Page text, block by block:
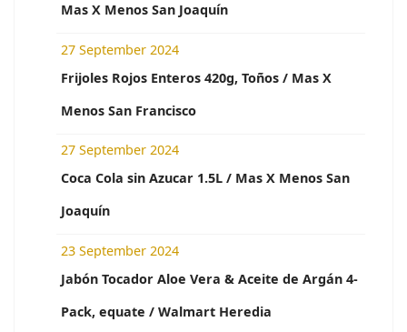
Mas X Menos San Joaquín
27 September 2024
Frijoles Rojos Enteros 420g, Toños / Mas X
Menos San Francisco
27 September 2024
Coca Cola sin Azucar 1.5L / Mas X Menos San
Joaquín
23 September 2024
Jabón Tocador Aloe Vera & Aceite de Argán 4-
Pack, equate / Walmart Heredia